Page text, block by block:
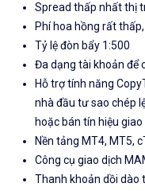
Spread thấp nhất thị
Phí hoa hồng rất
Tỷ lệ đòn bẩy 1:500
Đa dạng tài khoản để
Hỗ trợ tính năng
nhà đầu tư sao chép
hoặc bán tín hiệu
Nền tảng MT4, MT5,
Công cụ giao dịch
Thanh khoản dồi dào